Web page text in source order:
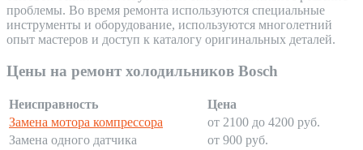
проблемы. Во время ремонта используются специальные
инструменты и оборудование, используются многолетний
опыт мастеров и доступ к каталогу оригинальных деталей.
Цены на ремонт холодильников Bosch
Неисправность
Цена
Замена мотора компрессора
от 2100 до 4200 руб.
Замена одного датчика
от 900 руб.